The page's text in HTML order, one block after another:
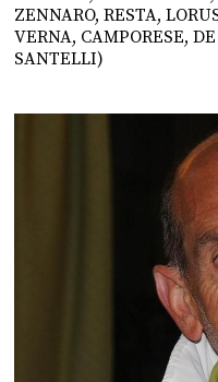
ZENNARO, RESTA,
VERNA, CAMPORESE,
SANTELLI)